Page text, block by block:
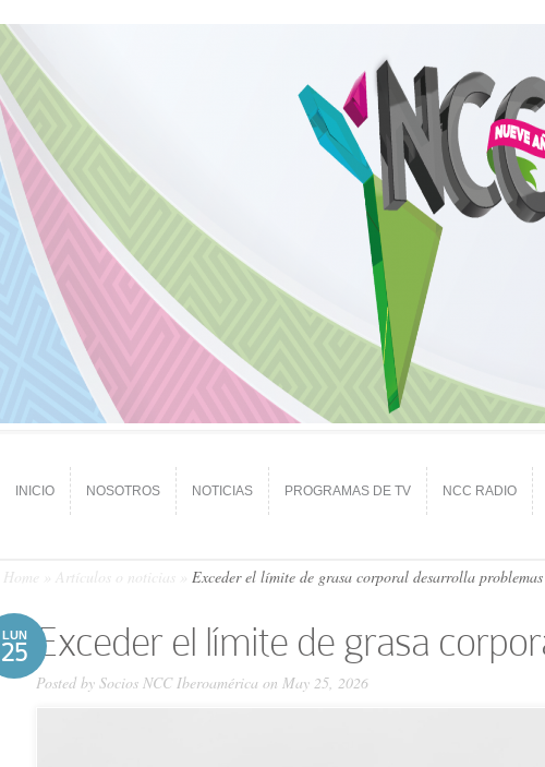
INICIO NOSOTROS NOTICIAS PROGRAMAS DE TV NCC RADIO
Home Artículos o noticias Exceder el límite de grasa corporal desarrolla
LUN
25 Exceder el límite de grasa
Posted by Socios NCC Iberoamérica on May 25, 2026